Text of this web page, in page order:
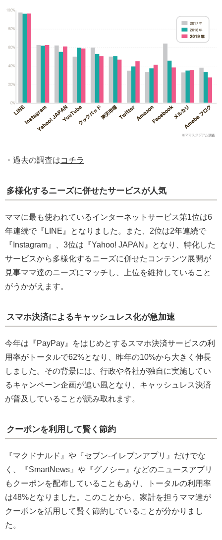
・過去の調査はコチラ
多様化するニーズに併せたサービスが人気
ママに最も使われているインターネットサービス第1位は6
年連続で『LINE』となりました。また、2位は2年連続で
『Instagram』、3位は『Yahoo! JAPAN』となり、特化した
サービスから多様化するニーズに併せたコンテンツ展開が
見事ママ達のニーズにマッチし、上位を維持していること
がうかがえます。
スマホ決済によるキャッシュレス化が急加速
今年は『PayPay』をはじめとするスマホ決済サービスの利
用率がトータルで62%となり、昨年の10%から大きく伸長
しました。その背景には、行政や各社が独自に実施してい
るキャンペーン企画が追い風となり、キャッシュレス決済
が普及していることが読み取れます。
クーポンを利用して賢く節約
『マクドナルド』や『セブン-イレブンアプリ』だけでな
く、『SmartNews』や『グノシー』などのニュースアプリ
もクーポンを配布していることもあり、トータルの利用率
は48%となりました。このことから、家計を担うママ達が
クーポンを活用して賢く節約していることが分かりまし
た。